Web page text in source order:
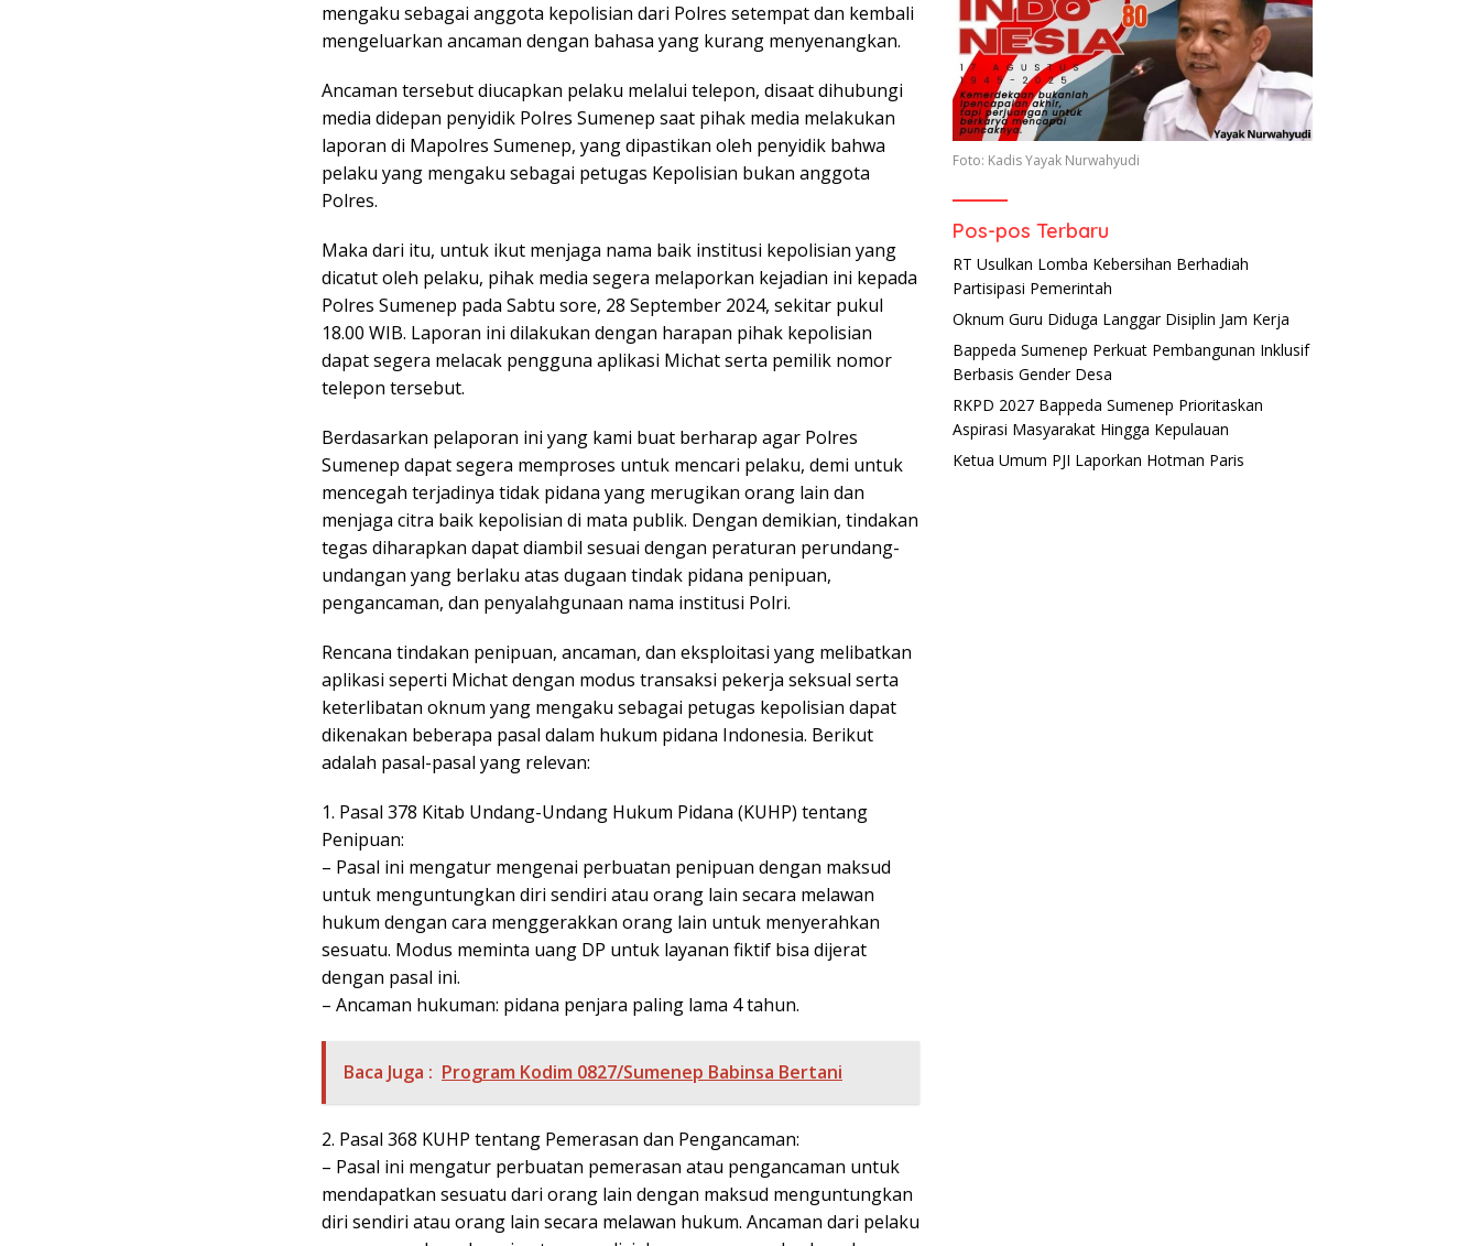
mengaku sebagai anggota kepolisian dari Polres setempat dan kembali
mengeluarkan ancaman dengan bahasa yang kurang menyenangkan.
Ancaman tersebut diucapkan pelaku melalui telepon, disaat dihubungi
media didepan penyidik Polres Sumenep saat pihak media melakukan
laporan di Mapolres Sumenep, yang dipastikan oleh penyidik bahwa
pelaku yang mengaku sebagai petugas Kepolisian bukan anggota
Polres.
Maka dari itu, untuk ikut menjaga nama baik institusi kepolisian yang
dicatut oleh pelaku, pihak media segera melaporkan kejadian ini kepada
Polres Sumenep pada Sabtu sore, 28 September 2024, sekitar pukul
18.00 WIB. Laporan ini dilakukan dengan harapan pihak kepolisian
dapat segera melacak pengguna aplikasi Michat serta pemilik nomor
telepon tersebut.
Berdasarkan pelaporan ini yang kami buat berharap agar Polres
Sumenep dapat segera memproses untuk mencari pelaku, demi untuk
mencegah terjadinya tidak pidana yang merugikan orang lain dan
menjaga citra baik kepolisian di mata publik. Dengan demikian, tindakan
tegas diharapkan dapat diambil sesuai dengan peraturan perundang-
undangan yang berlaku atas dugaan tindak pidana penipuan,
pengancaman, dan penyalahgunaan nama institusi Polri.
Rencana tindakan penipuan, ancaman, dan eksploitasi yang melibatkan
aplikasi seperti Michat dengan modus transaksi pekerja seksual serta
keterlibatan oknum yang mengaku sebagai petugas kepolisian dapat
dikenakan beberapa pasal dalam hukum pidana Indonesia. Berikut
adalah pasal-pasal yang relevan:
1. Pasal 378 Kitab Undang-Undang Hukum Pidana (KUHP) tentang
Penipuan:
– Pasal ini mengatur mengenai perbuatan penipuan dengan maksud
untuk menguntungkan diri sendiri atau orang lain secara melawan
hukum dengan cara menggerakkan orang lain untuk menyerahkan
sesuatu. Modus meminta uang DP untuk layanan fiktif bisa dijerat
dengan pasal ini.
– Ancaman hukuman: pidana penjara paling lama 4 tahun.
Baca Juga : Program Kodim 0827/Sumenep Babinsa Bertani
2. Pasal 368 KUHP tentang Pemerasan dan Pengancaman:
– Pasal ini mengatur perbuatan pemerasan atau pengancaman untuk
mendapatkan sesuatu dari orang lain dengan maksud menguntungkan
diri sendiri atau orang lain secara melawan hukum. Ancaman dari pelaku
Foto: Kadis Yayak Nurwahyudi
Pos-pos Terbaru
RT Usulkan Lomba Kebersihan Berhadiah
Partisipasi Pemerintah
Oknum Guru Diduga Langgar Disiplin Jam Kerja
Bappeda Sumenep Perkuat Pembangunan Inklusif
Berbasis Gender Desa
RKPD 2027 Bappeda Sumenep Prioritaskan
Aspirasi Masyarakat Hingga Kepulauan
Ketua Umum PJI Laporkan Hotman Paris